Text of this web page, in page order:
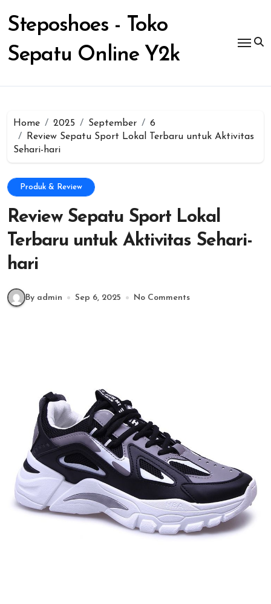
content
Steposhoes - Toko
Sepatu Online Y2k
Home 2025 September
6
Review Sepatu Sport Lokal Terbaru untuk Aktivitas
Sehari-hari
Produk & Review
Review Sepatu Sport Lokal
Terbaru untuk Aktivitas Sehari-
hari
By admin Sep 6, 2025 No Comments